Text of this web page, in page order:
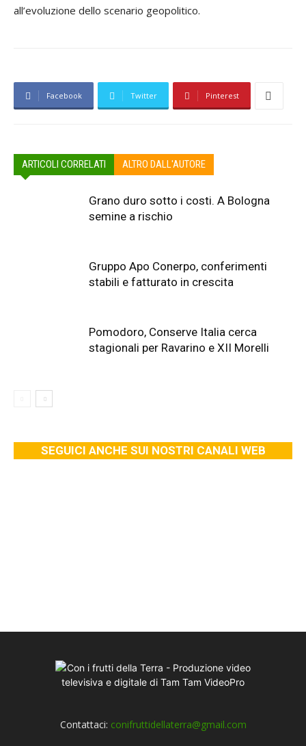
all’evoluzione dello scenario geopolitico.
Facebook Twitter Pinterest
ARTICOLI CORRELATI ALTRO DALL'AUTORE
Grano duro sotto i costi. A Bologna
semine a rischio
Gruppo Apo Conerpo, conferimenti
stabili e fatturato in crescita
Pomodoro, Conserve Italia cerca
stagionali per Ravarino e XII Morelli
SEGUICI ANCHE SUI NOSTRI CANALI WEB
Contattaci: conifruttidellaterra@gmail.com